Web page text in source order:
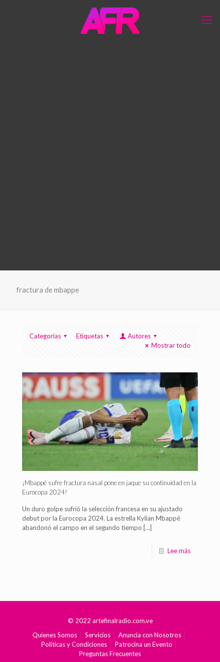
fractura de mbappe
Categorías Etiquetas
Autores
Mostrar todo
¡Mbappé sufre fractura nasal pone en jaque su continuidad en la
Eurocopa 2024!
Un duro golpe sufrió la selección francesa en su ajustado
debut por la Eurocopa 2024. La estrella Kylian Mbappé
abandonó el campo en el segundo tiempo […]
Lee más
© 2022 artefinalradio.com.ve
Quienes Somos
Servicios
Anuncia con Nosotros
Políticas y Condiciones
Patrocina un Evento
Preguntas Frecuentes